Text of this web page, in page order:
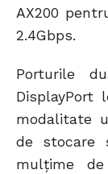
AX200
2.4Gbps.
Porturile
DisplayPort
modalitate
de stocare
mulțime